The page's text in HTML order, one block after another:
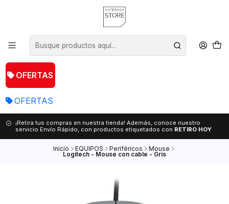
OFERTAS
OFERTAS
¡Retira tus compras en nuestra tienda! Además, conoce nuestro
servicio Envío Rápido, con productos etiquetados con RETIRO HOY
Inicio EQUIPOS Periféricos Mouse
Logitech - Mouse con cable - Gris